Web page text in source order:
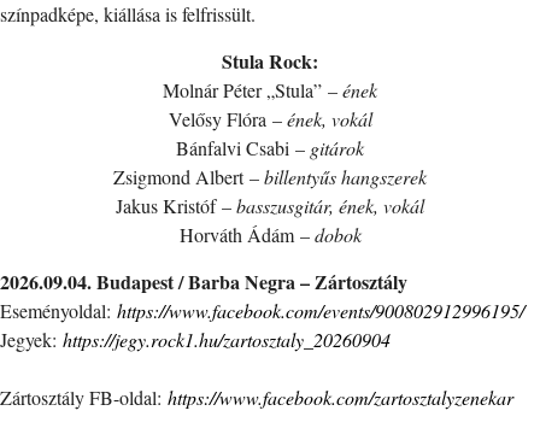
színpadképe, kiállása is felfrissült.
Stula Rock:
Molnár Péter „Stula” –ének
Velősy Flóra –ének, vokál
Bánfalvi Csabi – gitárok
Zsigmond Albert –billentyűs hangszerek
Jakus Kristóf –basszusgitár, ének, vokál
Horváth Ádám –dobok
2026.09.04. Budapest / Barba Negra – Zártosztály
Eseményoldal: https://www.facebook.com/events/900802912996195/
Jegyek: https://jegy.rock1.hu/zartosztaly_20260904
Zártosztály FB-oldal: https://www.facebook.com/zartosztalyzenekar